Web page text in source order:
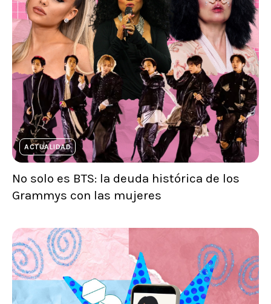
ACTUALIDAD
No solo es BTS: la deuda histórica de los
Grammys con las mujeres